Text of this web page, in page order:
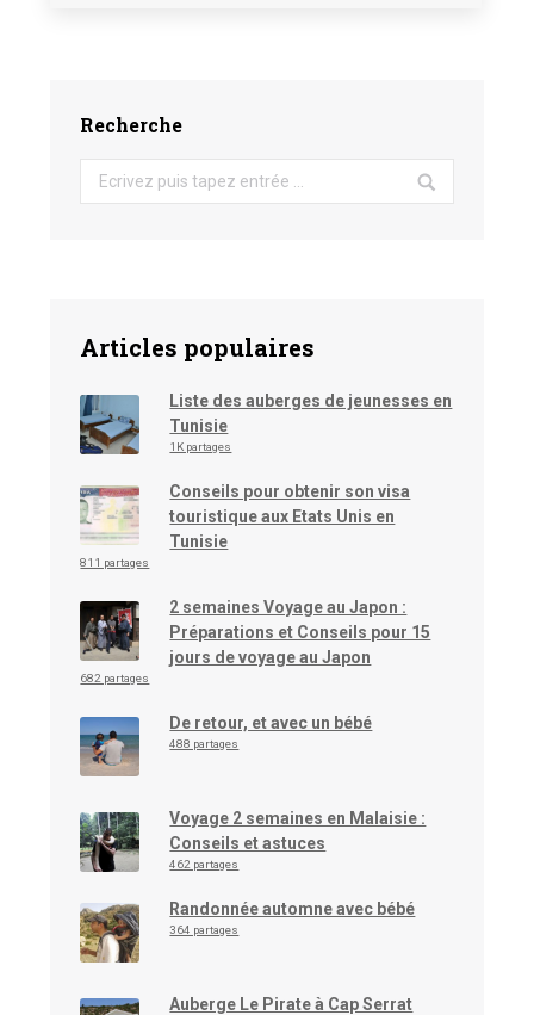
Recherche
Search:
Articles populaires
Liste des auberges de jeunesses en
Tunisie
1K partages
Conseils pour obtenir son visa
touristique aux Etats Unis en
Tunisie
811 partages
2 semaines Voyage au Japon :
Préparations et Conseils pour 15
jours de voyage au Japon
682 partages
De retour, et avec un bébé
488 partages
Voyage 2 semaines en Malaisie :
Conseils et astuces
462 partages
Randonnée automne avec bébé
364 partages
Auberge Le Pirate à Cap Serrat